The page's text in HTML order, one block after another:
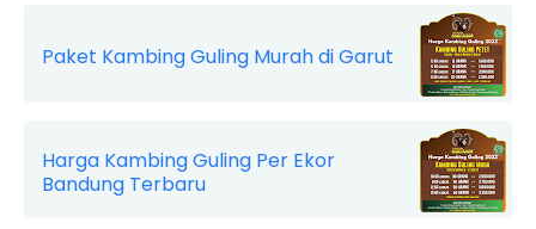
Paket Kambing Guling Murah di Garut
Harga Kambing Guling Per Ekor
Bandung Terbaru